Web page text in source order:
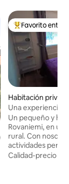
4.93 de
Favorito entre
Favorito entre
Habitación
emi
Una experiencia
Un pequeño y
Rovaniemi, en un
rural. Con
actividades
singulares. Excursión de pesca en hielo
Calidad-precio